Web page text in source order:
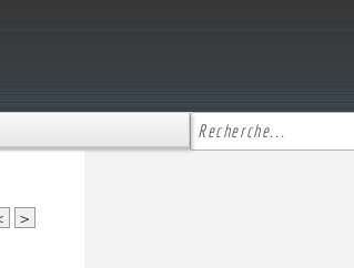
>